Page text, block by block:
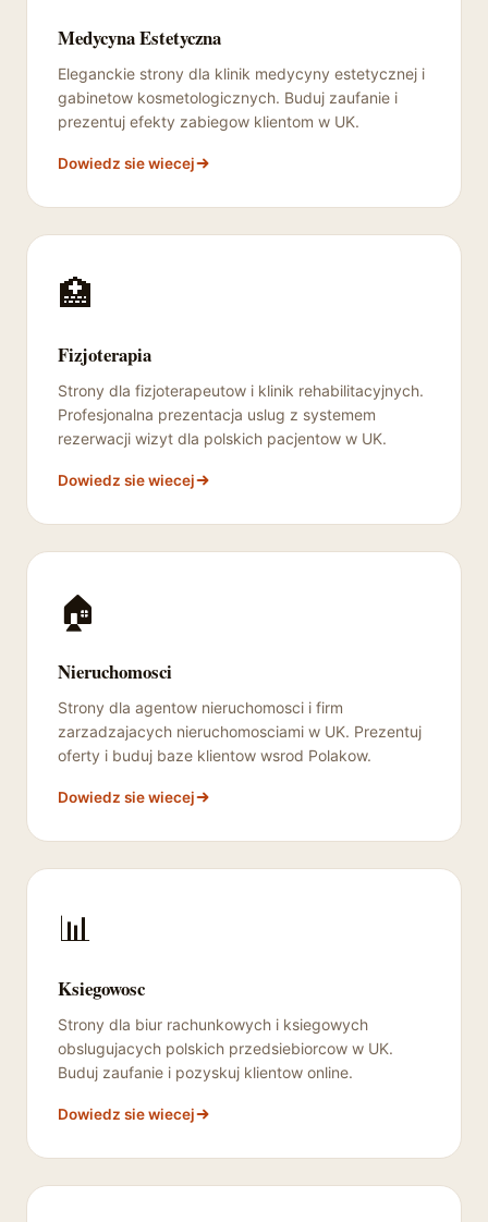
Medycyna Estetyczna
Eleganckie strony dla klinik medycyny estetycznej i
gabinetow kosmetologicznych. Buduj zaufanie i
prezentuj efekty zabiegow klientom w UK.
Dowiedz sie wiecej
🏥
Fizjoterapia
Strony dla fizjoterapeutow i klinik rehabilitacyjnych.
Profesjonalna prezentacja uslug z systemem
rezerwacji wizyt dla polskich pacjentow w UK.
Dowiedz sie wiecej
🏠
Nieruchomosci
Strony dla agentow nieruchomosci i firm
zarzadzajacych nieruchomosciami w UK. Prezentuj
oferty i buduj baze klientow wsrod Polakow.
Dowiedz sie wiecej
📊
Ksiegowosc
Strony dla biur rachunkowych i ksiegowych
obslugujacych polskich przedsiebiorcow w UK.
Buduj zaufanie i pozyskuj klientow online.
Dowiedz sie wiecej